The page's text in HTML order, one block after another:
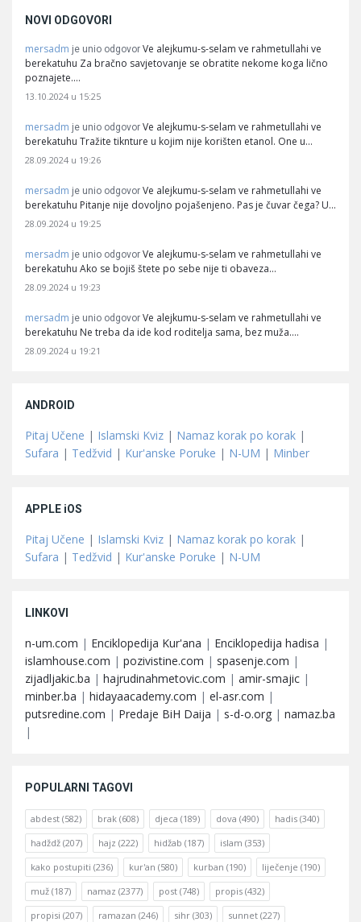
NOVI ODGOVORI
mersadm je unio odgovor Ve alejkumu-s-selam ve rahmetullahi ve
berekatuhu Za bračno savjetovanje se obratite nekome koga lično
poznajete.…
13.10.2024 u 15:25
mersadm je unio odgovor Ve alejkumu-s-selam ve rahmetullahi ve
berekatuhu Tražite tiknture u kojim nije korišten etanol. One u…
28.09.2024 u 19:26
mersadm je unio odgovor Ve alejkumu-s-selam ve rahmetullahi ve
berekatuhu Pitanje nije dovoljno pojašenjeno. Pas je čuvar čega? U…
28.09.2024 u 19:25
mersadm je unio odgovor Ve alejkumu-s-selam ve rahmetullahi ve
berekatuhu Ako se bojiš štete po sebe nije ti obaveza…
28.09.2024 u 19:23
mersadm je unio odgovor Ve alejkumu-s-selam ve rahmetullahi ve
berekatuhu Ne treba da ide kod roditelja sama, bez muža.…
28.09.2024 u 19:21
ANDROID
Pitaj Učene | Islamski Kviz | Namaz korak po korak |
Sufara | Tedžvid | Kur'anske Poruke | N-UM | Minber
APPLE iOS
Pitaj Učene | Islamski Kviz | Namaz korak po korak |
Sufara | Tedžvid | Kur'anske Poruke | N-UM
LINKOVI
n-um.com | Enciklopedija Kur'ana | Enciklopedija hadisa |
islamhouse.com | pozivistine.com | spasenje.com |
zijadljakic.ba | hajrudinahmetovic.com | amir-smajic |
minber.ba | hidayaacademy.com | el-asr.com |
putsredine.com | Predaje BiH Daija | s-d-o.org | namaz.ba
|
POPULARNI TAGOVI
abdest (582) brak (608) djeca (189) dova (490) hadis (340)
hadždž (207) hajz (222) hidžab (187) islam (353)
kako postupiti (236) kur'an (580) kurban (190) liječenje (190)
muž (187) namaz (2377) post (748) propis (432)
propisi (207) ramazan (246) sihr (303) sunnet (227)